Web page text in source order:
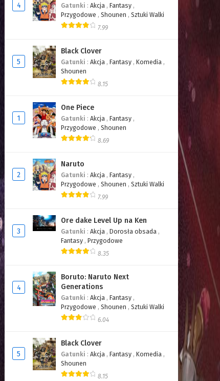
4 Gatunki : Akcja , Fantasy ,
Przygodowe , Shounen , Sztuki Walki
7.99
5
Black Clover
Gatunki : Akcja , Fantasy , Komedia ,
Shounen
8.15
1
One Piece
Gatunki : Akcja , Fantasy ,
Przygodowe , Shounen
8.69
2
Naruto
Gatunki : Akcja , Fantasy ,
Przygodowe , Shounen , Sztuki Walki
7.99
3
Ore dake Level Up na Ken
Gatunki : Akcja , Dorosła obsada ,
Fantasy , Przygodowe
8.35
4
Boruto: Naruto Next
Generations
Gatunki : Akcja , Fantasy ,
Przygodowe , Shounen , Sztuki Walki
6.04
5
Black Clover
Gatunki : Akcja , Fantasy , Komedia ,
Shounen
8.15